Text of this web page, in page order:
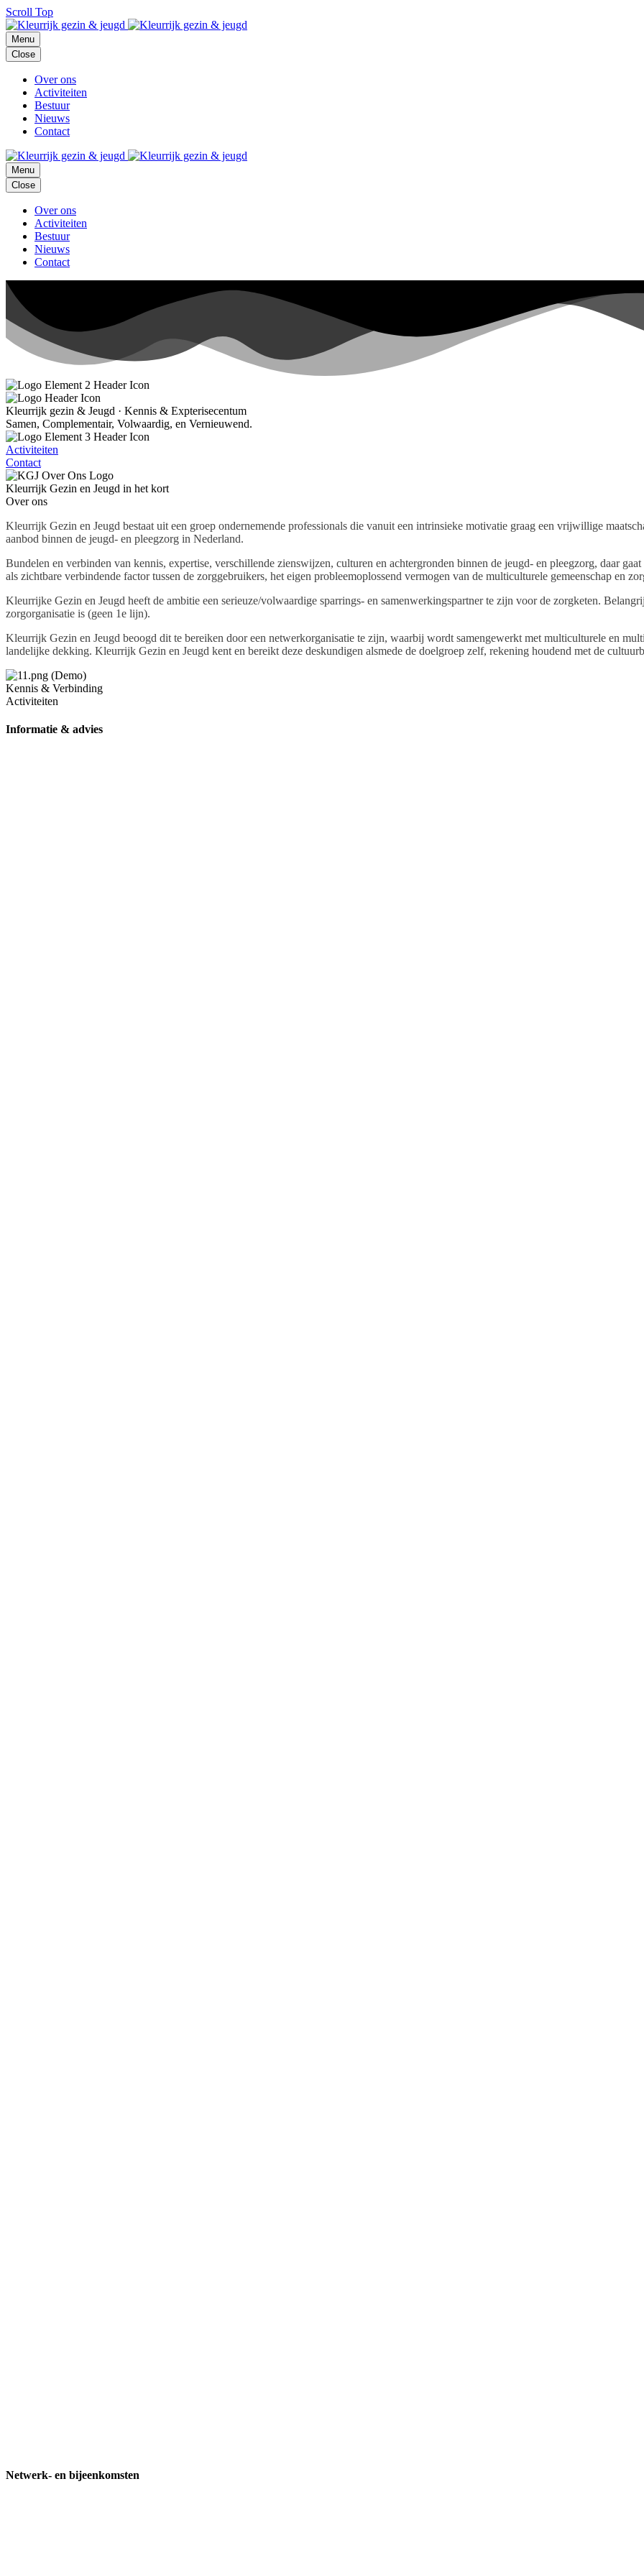
Scroll Top
Menu
Close
Over ons
Activiteiten
Bestuur
Nieuws
Contact
Menu
Close
Over ons
Activiteiten
Bestuur
Nieuws
Contact
Kleurrijk gezin & Jeugd · Kennis & Expterisecentum
Samen, Complementair, Volwaardig, en Vernieuwend.
Activiteiten
Contact
Kleurrijk Gezin en Jeugd in het kort
Over ons
Kleurrijk Gezin en Jeugd bestaat uit een groep ondernemende professionals die vanuit een intrinsieke motivatie graag een vrijwillige
aanbod binnen de jeugd- en pleegzorg in Nederland.
Bundelen en verbinden van kennis, expertise, verschillende zienswijzen, culturen en achtergronden binnen de jeugd- en pleegzorg, daar
als zichtbare verbindende factor tussen de zorggebruikers, het eigen probleemoplossend vermogen van de multiculturele gemeenschap en
Kleurrijke Gezin en Jeugd heeft de ambitie een serieuze/volwaardige sparrings- en samenwerkingspartner te zijn voor de zorgketen.
zorgorganisatie is (geen 1e lijn).
Kleurrijk Gezin en Jeugd beoogd dit te bereiken door een netwerkorganisatie te zijn, waarbij wordt samengewerkt met multiculturele en
landelijke dekking. Kleurrijk Gezin en Jeugd kent en bereikt deze deskundigen alsmede de doelgroep zelf, rekening houdend met de
Kennis & Verbinding
Activiteiten
Informatie & advies
Netwerk- en bijeenkomsten